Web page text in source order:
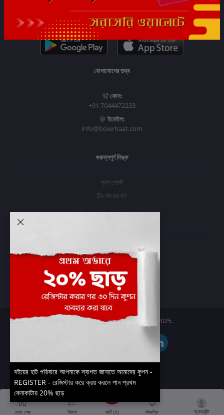
সাবস্ক্রাইব
যোগাযোগের তথ্য
ফোন:
+91 7044472233
ইমেইল:
info@boierhaat.com
গুরুত্বপূর্ণ লিঙ্ক
ব্লগ পোস্ট
টিম বইয়ের হাট
প্রবেশ করুন
অর্ডার ইতিহাস
আমার ইচ্ছাগুলি
অর্ডার ট্র্যাকিং
Boier Haat™ | © All rights reserved 2025.
হোম পেজ বিভাগ কার্ট (0) বিজ্ঞপ্তি অ্যাকাউন্ট
বইয়ের হাট পরিবারে আপনাকে স্বাগত জানাতে আমাদের কুপন -
REGISTER - রেজিস্টার করে ক্রয় করলে পান প্রথম
কেনাকাটায় 20% ছাড়